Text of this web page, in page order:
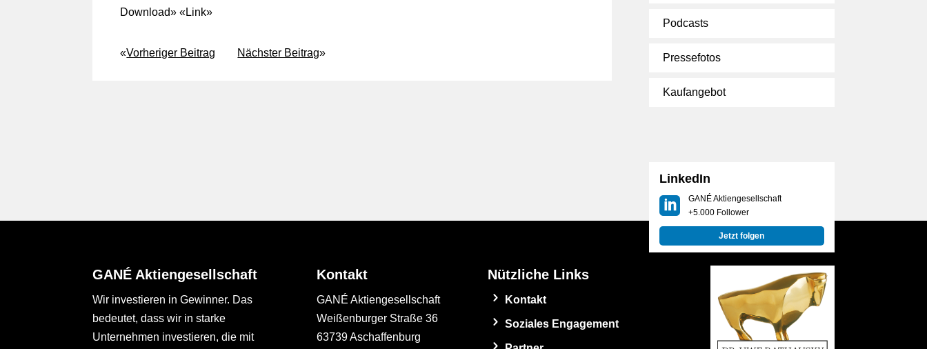
Download» «Link»
«Vorheriger Beitrag Nächster Beitrag»
Podcasts
Pressefotos
Kaufangebot
LinkedIn
GANÉ Aktiengesellschaft
+5.000 Follower
Jetzt folgen
GANÉ Aktiengesellschaft
Wir investieren in Gewinner. Das
bedeutet, dass wir in starke
Unternehmen investieren, die mit
Kontakt
GANÉ Aktiengesellschaft
Weißenburger Straße 36
63739 Aschaffenburg
Nützliche Links
Kontakt
Soziales Engagement